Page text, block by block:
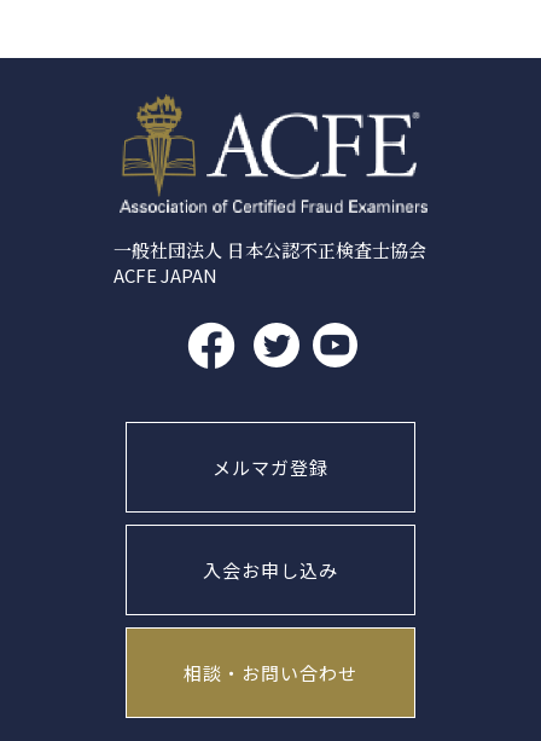
一般社団法人 日本公認不正検査士協会
ACFE JAPAN
メルマガ登録
入会お申し込み
相談・お問い合わせ